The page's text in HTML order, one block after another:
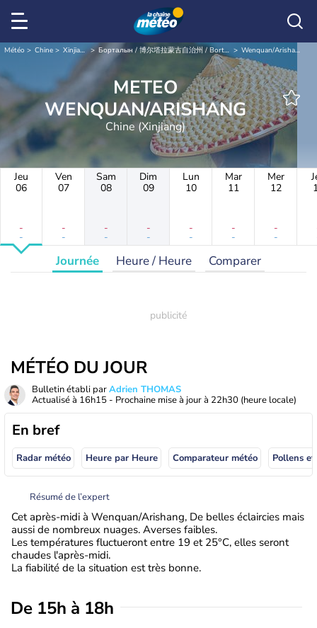
Météo Chine Xinjiang Борталын / 博尔塔拉蒙古自治州 / Bortala Wenquan/Arishang
METEO
WENQUAN/ARISHANG
Chine (Xinjiang)
Jeu
06
-
-
Ven
07
-
-
Sam
08
-
-
Dim
09
-
-
Lun
10
-
-
Mar
11
-
-
Mer
12
-
-
Journée Heure / Heure Comparer
MÉTÉO DU JOUR
Bulletin établi parAdrien THOMAS
Actualisé à 16h15 - Prochaine mise à jour à 22h30 (heure locale)
En bref
Radar météo Heure par Heure Comparateur météo Pollens
Résumé de l’expert
Cet après-midi à Wenquan/Arishang, De belles éclaircies mais
aussi de nombreux nuages. Averses faibles.
Les températures fluctueront entre 19 et 25°C, elles seront
chaudes l'après-midi.
La fiabilité de la situation est très bonne.
De 15h à 18h